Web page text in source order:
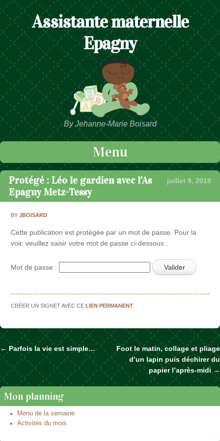
Assistante maternelle
Epagny
By Jehanne-Marie Boisard
Menu
Passer au contenu
Protégé : Léo le gardien avec l’As
Epagny Metz-Tessy
juillet 9, 2019
BYJBOISARD
Cette publication est protégée par un mot de passe. Pour la
voir, veuillez saisir votre mot de passe ci-dessous :
Mot de passe :
CRÉER UN SIGNET AVEC CELIEN PERMANENT
Naviguer dans les articles
← Parfois la vie est simple…
Foot le matin, collage et pliage
d’un lapin puis déchirer du
papier l’après-midi →
Mon planning
Menu de la semaine
Activités du mois